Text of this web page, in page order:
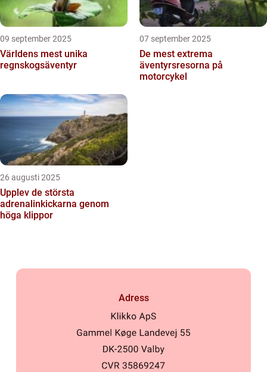
09 september 2025
Världens mest unika
regnskogsäventyr
07 september 2025
De mest extrema
äventyrsresorna på
motorcykel
26 augusti 2025
Upplev de största
adrenalinkickarna genom
höga klippor
Adress